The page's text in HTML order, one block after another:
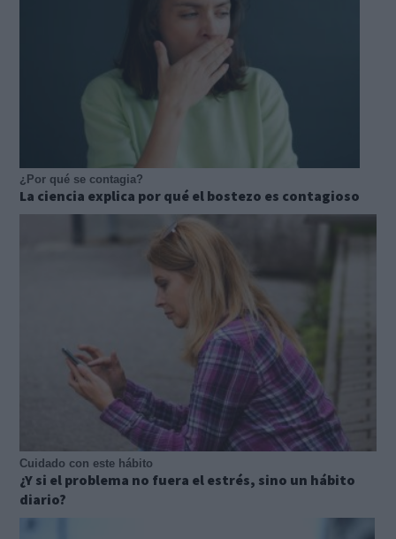
¿Por qué se contagia?
La ciencia explica por qué el bostezo es contagioso
Cuidado con este hábito
¿Y si el problema no fuera el estrés, sino un hábito
diario?